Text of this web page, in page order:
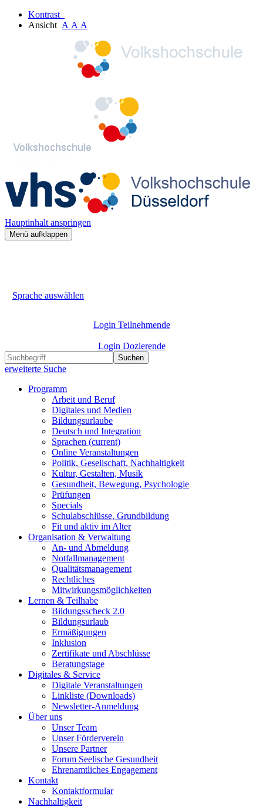
Kontrast
Ansicht A A A
Hauptinhalt anspringen
Menü aufklappen
Sprache auswählen
Login Teilnehmende
Login Dozierende
Suchen
erweiterte Suche
Programm
Arbeit und Beruf
Digitales und Medien
Bildungsurlaube
Deutsch und Integration
Sprachen (current)
Online Veranstaltungen
Politik, Gesellschaft, Nachhaltigkeit
Kultur, Gestalten, Musik
Gesundheit, Bewegung, Psychologie
Prüfungen
Specials
Schulabschlüsse, Grundbildung
Fit und aktiv im Alter
Organisation & Verwaltung
An- und Abmeldung
Notfallmanagement
Qualitätsmanagement
Rechtliches
Mitwirkungsmöglichkeiten
Lernen & Teilhabe
Bildungsscheck 2.0
Bildungsurlaub
Ermäßigungen
Inklusion
Zertifikate und Abschlüsse
Beratungstage
Digitales & Service
Digitale Veranstaltungen
Linkliste (Downloads)
Newsletter-Anmeldung
Über uns
Unser Team
Unser Förderverein
Unsere Partner
Forum Seelische Gesundheit
Ehrenamtliches Engagement
Kontakt
Kontaktformular
Nachhaltigkeit